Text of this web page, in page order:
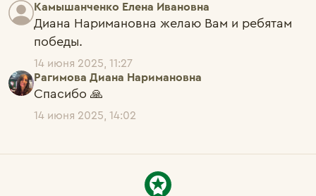
Камышанченко Елена Ивановна
Диана Наримановна желаю Вам и ребятам
победы.
14 июня 2025, 11:27
Рагимова Диана Наримановна
Спасибо 🙏
14 июня 2025, 14:02